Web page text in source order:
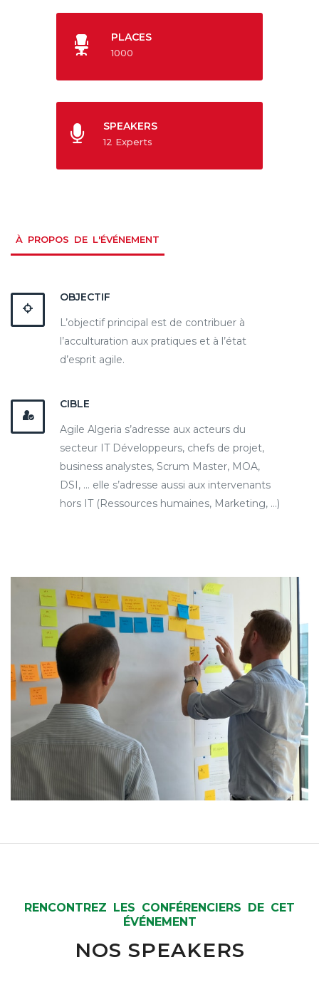
PLACES
1000
SPEAKERS
12 Experts
À PROPOS DE L'ÉVÉNEMENT
OBJECTIF
L’objectif principal est de contribuer à
l’acculturation aux pratiques et à l’état
d’esprit agile.
CIBLE
Agile Algeria s’adresse aux acteurs du
secteur IT Développeurs, chefs de projet,
business analystes, Scrum Master, MOA,
DSI, … elle s’adresse aussi aux intervenants
hors IT (Ressources humaines, Marketing, …)
RENCONTREZ LES CONFÉRENCIERS DE CET
ÉVÉNEMENT
NOS SPEAKERS